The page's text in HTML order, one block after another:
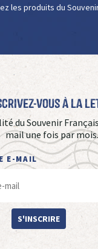
les produits du
vous à La
du Souvenir
mail une fois par mois.
E-MAIL
S'INSCRIRE